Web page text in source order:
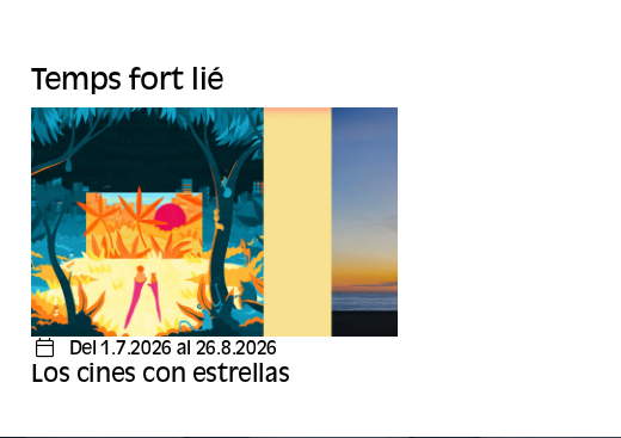
Temps fort lié
Del 1.7.2026 al 26.8.2026
Los cines con estrellas